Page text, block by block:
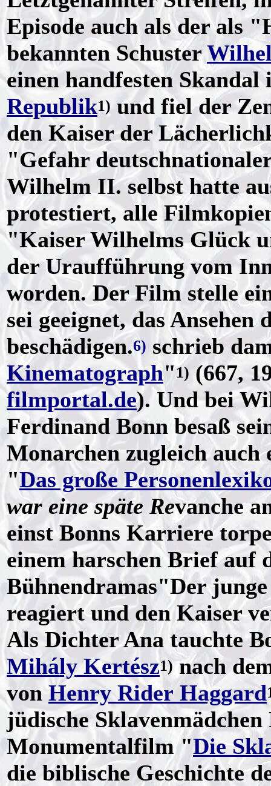
Episode auch als der als
bekannten Schuster
einen handfesten
Republik1)und fiel der
den Kaiser der
"Gefahr
Wilhelm II. selbst hatte
protestiert, alle
"Kaiser Wilhelms Glück
der Uraufführung vom
worden. Der Film stelle
sei geeignet, das
beschädigen.6) schrieb
Kinematograph"1) (667,
filmportal.de). Und bei
Ferdinand Bonn besaß
Monarchen zugleich auch
"Das große
war eine späte Revanche
einst Bonns Karriere
einem harschen Brief auf
Bühnendramas"Der
reagiert und den Kaiser
Als Dichter Ana tauchte
Mihály Kertész1)nach
vonHenry Rider Haggard
jüdische
Monumentalfilm "Die
die biblische Geschichte